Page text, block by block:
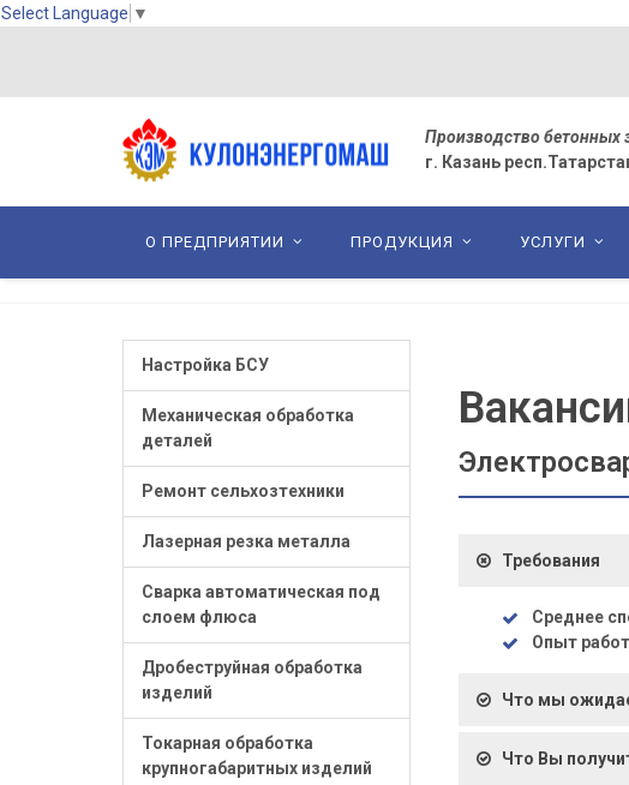
Select Language ▼
Производство бетонных
г. Казань
О ПРЕДПРИЯТИИ ПРОДУКЦИЯ УСЛУГИ
Настройка БСУ
Механическая обработка
деталей
Ремонт сельхозтехники
Лазерная резка металла
Сварка автоматическая под
слоем флюса
Дробеструйная обработка
изделий
Токарная обработка
крупногабаритных изделий
Требования
Среднее
Опыт
Что мы
Что Вы